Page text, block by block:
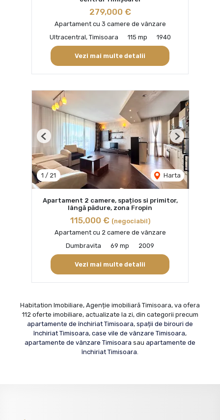
279,000 €
Apartament cu 3 camere de vânzare
Ultracentral, Timisoara
115 mp 1940
Vezi mai multe detalii
1 / 21 Harta
Previous Next
Apartament 2 camere, spațios si primitor,
lângă pădure, zona Fropin
115,000 € (negociabil)
Apartament cu 2 camere de vânzare
Dumbravita
69 mp 2009
Vezi mai multe detalii
Habitation Imobiliare, Agenție imobiliară Timisoara, va ofera
112 oferte imobiliare, actualizate la zi, din categorii precum
apartamente de închiriat Timisoara, spații de birouri de
închiriat Timisoara, case vile de vânzare Timisoara,
apartamente de vânzare Timisoara sau apartamente de
închiriat Timisoara